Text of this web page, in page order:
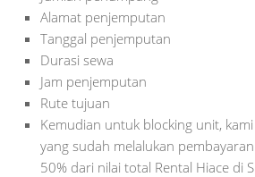
Alamat penjemputan
Tanggal penjemputan
Durasi sewa
Jam penjemputan
Rute tujuan
Kemudian untuk blocking unit,
yang sudah melalukan
50% dari nilai total Rental Hiace di